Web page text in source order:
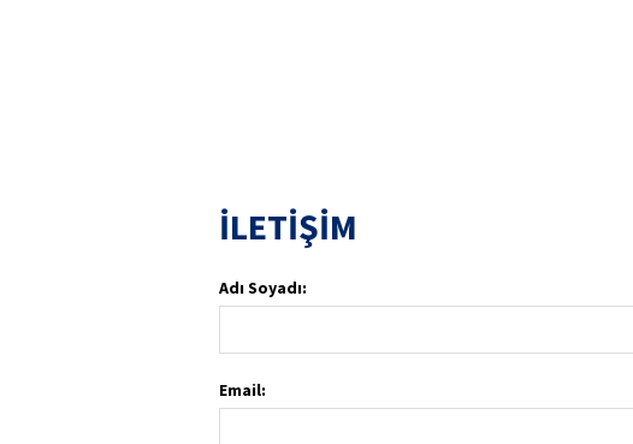
İLETİŞİM
Adı Soyadı:
Email: